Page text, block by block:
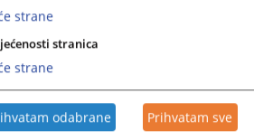
Partnerska saradnja VSTV-a BiH i
udruženja
28.04.2025.
strane
stranica
strane
odabrane Prihvatam sve